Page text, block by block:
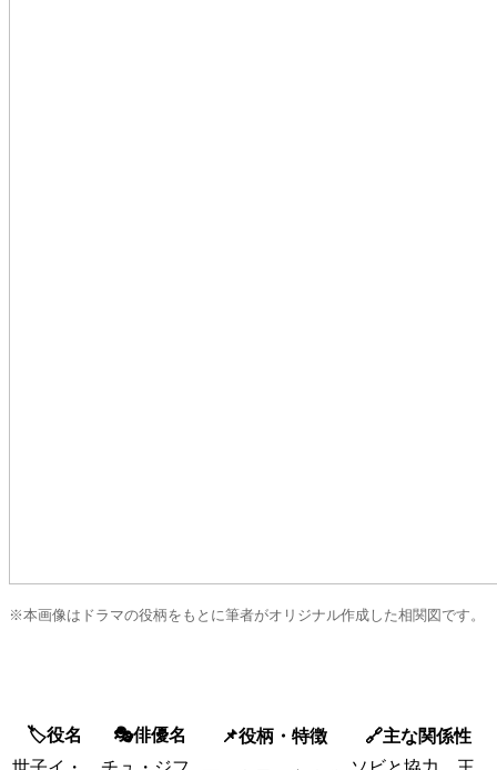
※本画像はドラマの役柄をもとに筆者がオリジナル作成した相関図です。
🏷️役名 🎭俳優名 📌役柄・特徴
🔗主な関係性